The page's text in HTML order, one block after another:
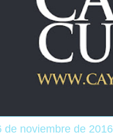
de noviembre de 2016